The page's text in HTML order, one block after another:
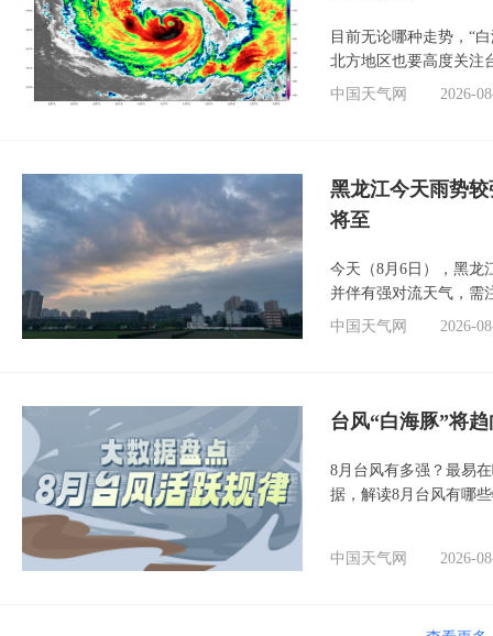
目前无论哪种走势，“
北方地区也要高度关注
中国天气网
2026-
黑龙江今天雨势
将至
今天（8月6日），黑龙
并伴有强对流天气，需
中国天气网
2026-
台风“白海豚”将
8月台风有多强？最易
据，解读8月台风有哪
中国天气网 2026-